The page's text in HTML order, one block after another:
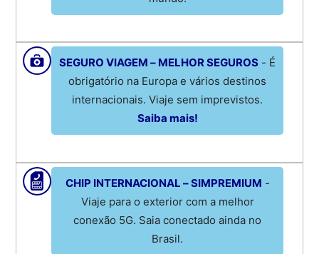
SEGURO VIAGEM – MELHOR SEGUROS - É
obrigatório na Europa e vários destinos
internacionais. Viaje sem imprevistos.
Saiba mais!
CHIP INTERNACIONAL – SIMPREMIUM -
Viaje para o exterior com a melhor
conexão 5G. Saia conectado ainda no
Brasil.